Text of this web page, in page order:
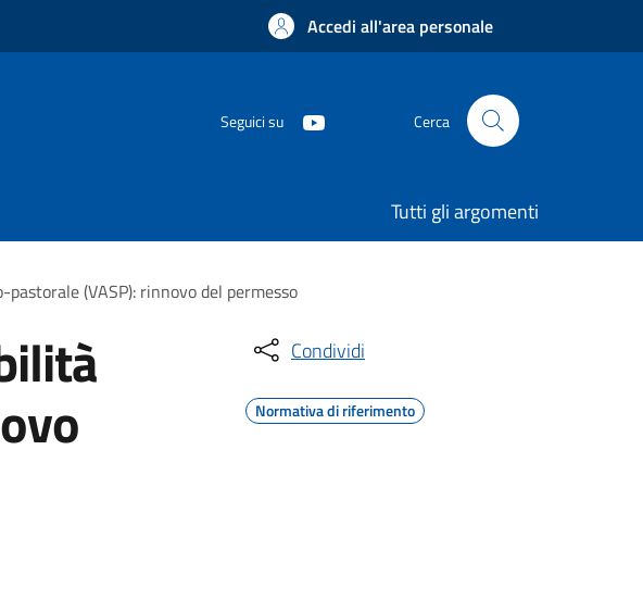
Accedi all'area personale
Seguici su Cerca
Tutti gli argomenti
(VASP): rinnovo del permesso
Condividi
Normativa di riferimento